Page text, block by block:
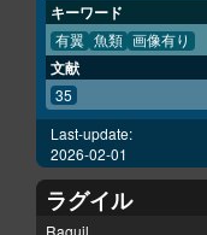
キーワード
有翼 魚類 画像有り
文献
35
Last-update:
2026-02-01
ラグイル
Raguil